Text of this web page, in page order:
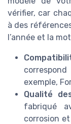
vérifier, car
à des
l’année et la
exemple,
Qualité
fabriqué
corrosion